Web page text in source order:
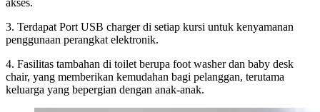
akses.
3. Terdapat Port USB charger di setiap kursi untuk kenyamanan
penggunaan perangkat elektronik.
4. Fasilitas tambahan di toilet berupa foot washer dan baby desk
chair, yang memberikan kemudahan bagi pelanggan, terutama
keluarga yang bepergian dengan anak-anak.